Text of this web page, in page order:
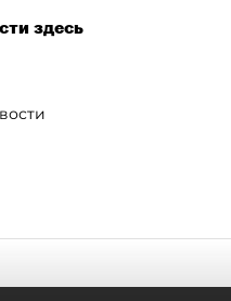
здесь